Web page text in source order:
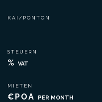
KAI/PONTON
STEUERN
% VAT
MIETEN
€POA PER MONTH